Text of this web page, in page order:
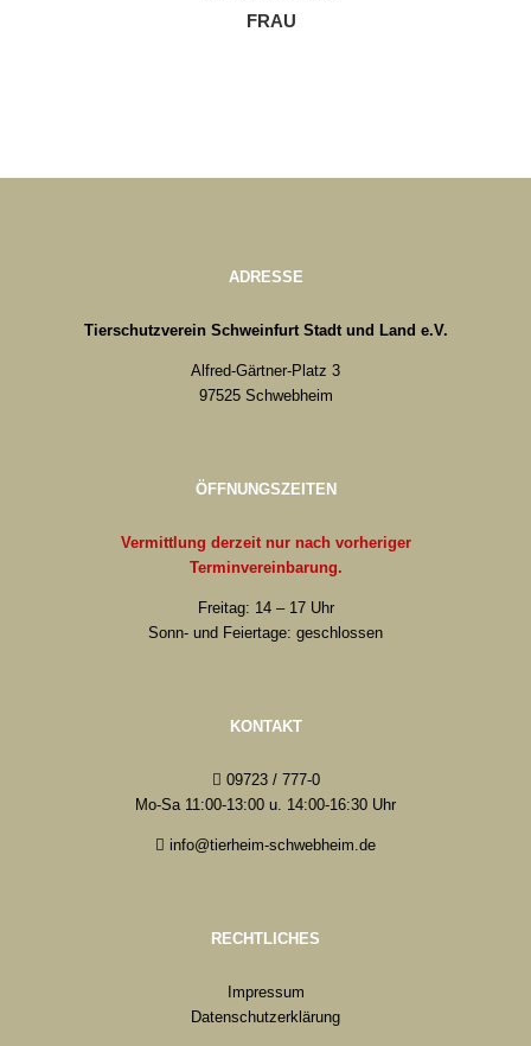
FRAU
ADRESSE
Tierschutzverein Schweinfurt Stadt und Land e.V.
Alfred-Gärtner-Platz 3
97525 Schwebheim
ÖFFNUNGSZEITEN
Vermittlung derzeit nur nach vorheriger
Terminvereinbarung.
Freitag: 14 – 17 Uhr
Sonn- und Feiertage: geschlossen
KONTAKT
09723 / 777-0
Mo-Sa 11:00-13:00 u. 14:00-16:30 Uhr
info@tierheim-schwebheim.de
RECHTLICHES
Impressum
Datenschutzerklärung